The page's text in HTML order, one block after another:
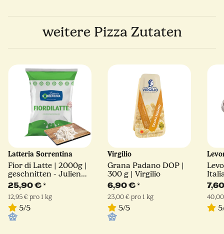
weitere Pizza Zutaten
Latteria Sorrentina
Fior di Latte | 2000g |
geschnitten - Julienne
Schnitt | Latteria
Sorrentina
25,90 €*
12,95 € pro 1 kg
5/5
Virgilio
Grana Padano DOP |
300 g | Virgilio
6,90 €*
23,00 € pro 1 kg
5/5